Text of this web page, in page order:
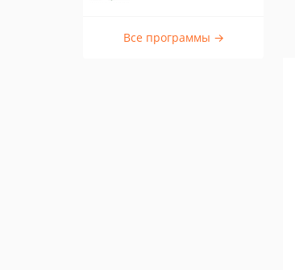
Все программы →